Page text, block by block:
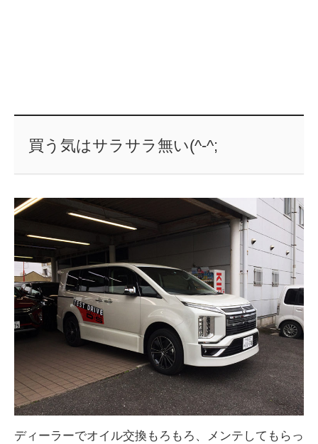
買う気はサラサラ無い(^-^;
ディーラーでオイル交換もろもろ、メンテしてもらっ